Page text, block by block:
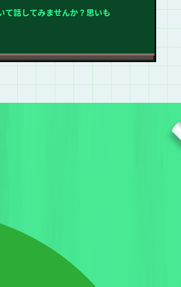
て話してみませんか？思いも